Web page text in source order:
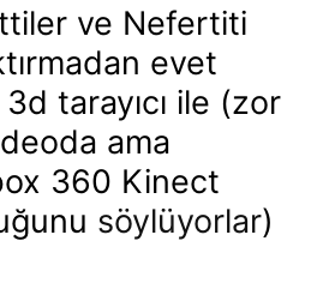
ve Nefertiti
evet
tarayıcı ile (zor
ama
360 Kinect
söylüyorlar)